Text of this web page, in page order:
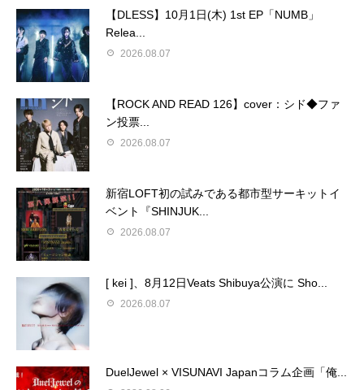
【DLESS】10月1日(木) 1st EP「NUMB」
Relea...
2026.08.07
【ROCK AND READ 126】cover：シド◆ファ
ン投票...
2026.08.07
新宿LOFT初の試みである都市型サーキットイ
ベント『SHINJUK...
2026.08.07
[ kei ]、8月12日Veats Shibuya公演に Sho...
2026.08.07
DuelJewel × VISUNAVI Japanコラム企画「俺...